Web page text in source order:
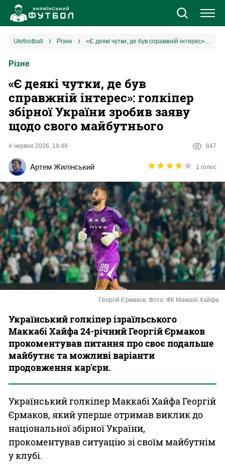
Новини
Єврокубки
УПЛ
Різне
Букмекери
Казино
ukrfootball різне «Є деякі чутки, де був справжній інтерес»: голкіпер збірної України зробив заяву щодо свого майбутнього
Різне
«Є деякі чутки, де був
справжній інтерес»: голкіпер
збірної України зробив заяву
щодо свого майбутнього
4 червня 2026, 19:48 847
Артем Жилінський ★★★★★
★★★★★ 1 голос
Георгій Єрмаков. Фото: ФК Маккабі Хайфа
Український голкіпер ізраїльського
Маккабі Хайфа 24-річний Георгій Єрмаков
прокоментував питання про своє подальше
майбутнє та можливі варіанти
продовження кар'єри.
Український голкіпер Маккабі Хайфа Георгій
Єрмаков, який уперше отримав виклик до
національної збірної України,
прокоментував ситуацію зі своїм майбутнім
у клубі.